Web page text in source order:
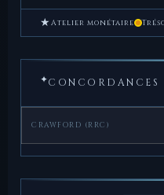
★ Atelier monétaire
✦
CRAWFORD (RRC)